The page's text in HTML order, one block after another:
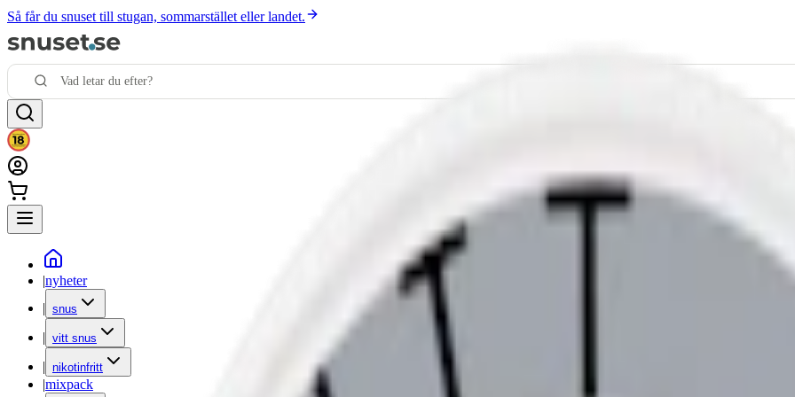
Så får du snuset till stugan, sommarstället eller landet.
|nyheter
| snus
| vitt snus
| nikotinfritt
|mixpack